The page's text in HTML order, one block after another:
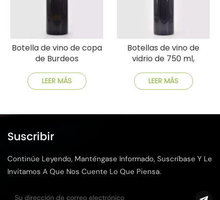
Botella de vino de copa
de Burdeos
diseño de logotipo
LEER MÁS
Botellas de vino de
vidrio de 750 ml,
envío rápido rentable
LEER MÁS
Suscribir
Continúe Leyendo, Manténgase Informado, Suscríbase Y Le
Invitamos A Que Nos Cuente Lo Que Piensa.